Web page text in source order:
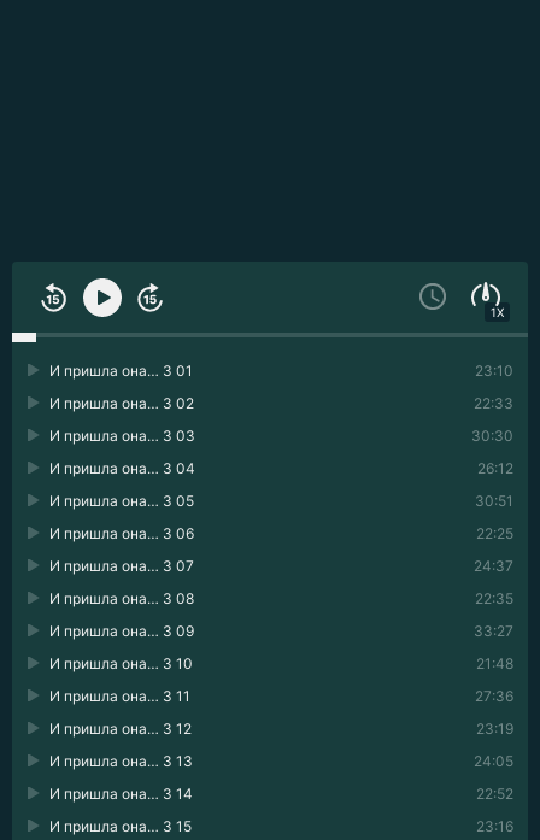
1X
23:10
И пришла она… 3 01
22:33
И пришла она… 3 02
30:30
И пришла она… 3 03
26:12
И пришла она… 3 04
30:51
И пришла она… 3 05
22:25
И пришла она… 3 06
24:37
И пришла она… 3 07
22:35
И пришла она… 3 08
33:27
И пришла она… 3 09
21:48
И пришла она… 3 10
27:36
И пришла она… 3 11
23:19
И пришла она… 3 12
24:05
И пришла она… 3 13
22:52
И пришла она… 3 14
23:16
И пришла она… 3 15